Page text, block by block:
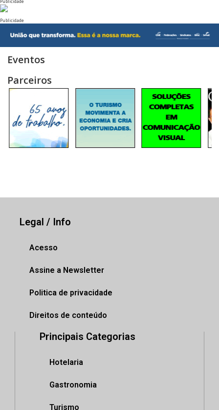
Publicidade
Eventos
Parceiros
Legal / Info
Acesso
Assine a Newsletter
Politica de privacidade
Direitos de conteúdo
Principais Categorias
Hotelaria
Gastronomia
Turismo